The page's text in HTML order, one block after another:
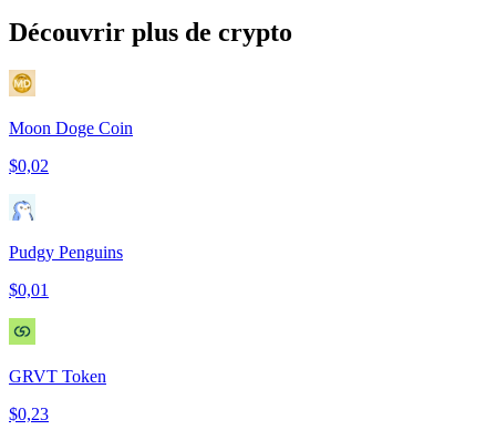
Découvrir plus de crypto
Moon Doge Coin
$0,02
Pudgy Penguins
$0,01
GRVT Token
$0,23